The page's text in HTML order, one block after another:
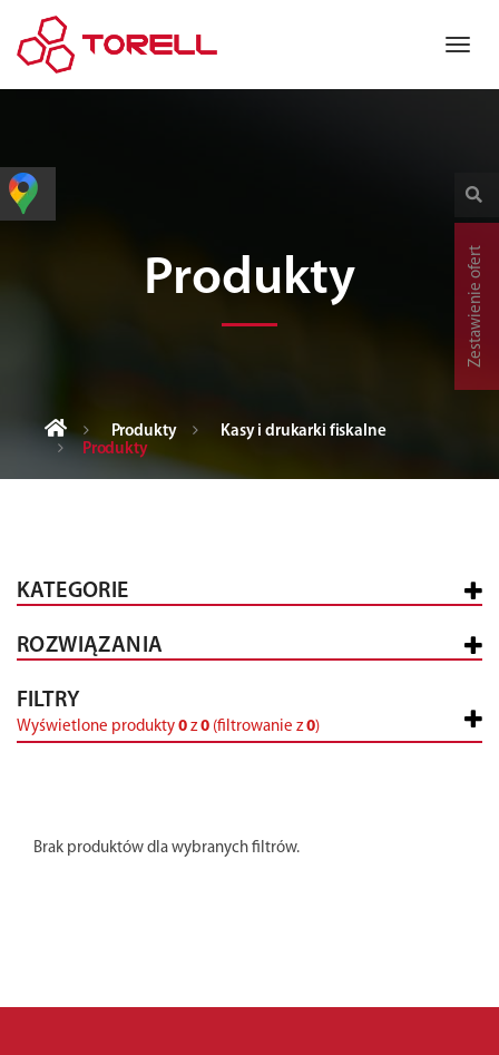
Produkty
Produkty
Kasy i drukarki fiskalne
Produkty
KATEGORIE
ROZWIĄZANIA
FILTRY
Wyświetlone produkty 0 z0 (filtrowanie z0)
Brak produktów dla wybranych filtrów.
Zestawienie ofert